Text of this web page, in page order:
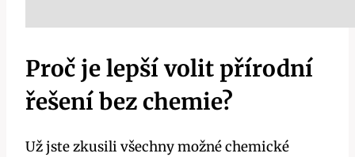
Proč je lepší volit přírodní
řešení bez chemie?
Už jste‌ zkusili všechny možné⁢ chemické​